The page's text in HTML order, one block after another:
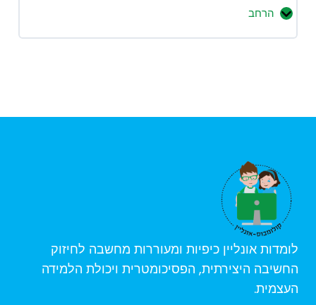
הרחב
לומדות אונליין כיפיות ומעוררות מחשבה לחיזוק
החשיבה היצירתית, הפסיכומטרית ויכולת הלמידה
העצמית.